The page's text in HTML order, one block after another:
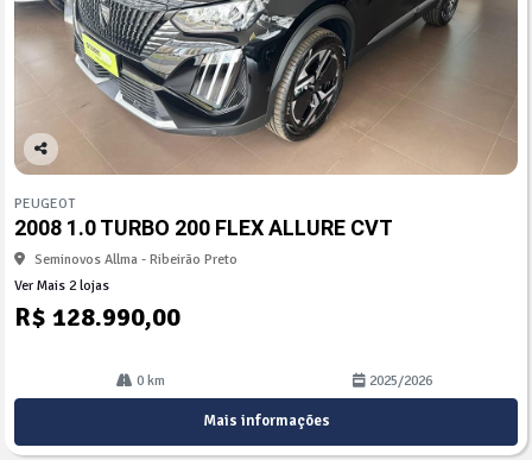
Co
arti
lhe
PEUGEOT
2008 1.0 TURBO 200 FLEX ALLURE CVT
Seminovos Allma - Ribeirão Preto
Ver Mais 2 lojas
R$ 128.990,00
0 km 2025/2026
Mais informações